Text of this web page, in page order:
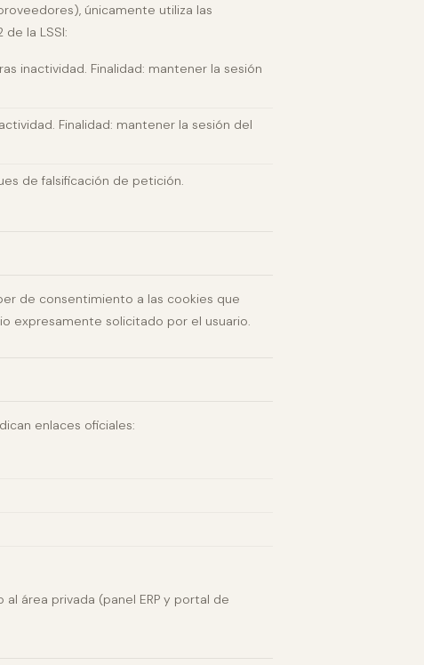
únicamente utiliza las
la LSSI:
inactividad. Finalidad: mantener la sesión
Finalidad: mantener la sesión del
de falsificación de petición.
de consentimiento a las cookies que
expresamente solicitado por el usuario.
enlaces oficiales:
área privada (panel ERP y portal de